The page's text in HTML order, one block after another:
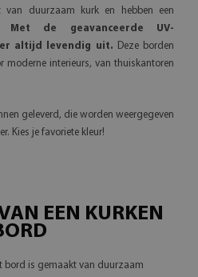
duurzaam kurk en hebben een
Met de geavanceerde UV-
altijd levendig uit. Deze borden
moderne interieurs, van thuiskantoren
geleverd, die worden weergegeven
Kies je favoriete kleur!
EEN KURKEN
bord is gemaakt van duurzaam